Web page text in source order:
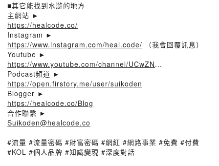
■其它能找到水滸的地方
主網站 ►
https://healcode.co/
Instagram ►
https://www.instagram.com/heal.code/ （我會回覆訊息）
Youtube ►
https://www.youtube.com/channel/UCwZN...
Podcast頻道 ►
https://open.firstory.me/user/suikoden
Blogger ►
https://healcode.co/Blog
合作聯繫 ►
Suikoden@healcode.co
#流量 #流量密碼 #財富密碼 #網紅 #網路事業 #免費 #付費
#KOL #個人品牌 #知識變現 #深度對話